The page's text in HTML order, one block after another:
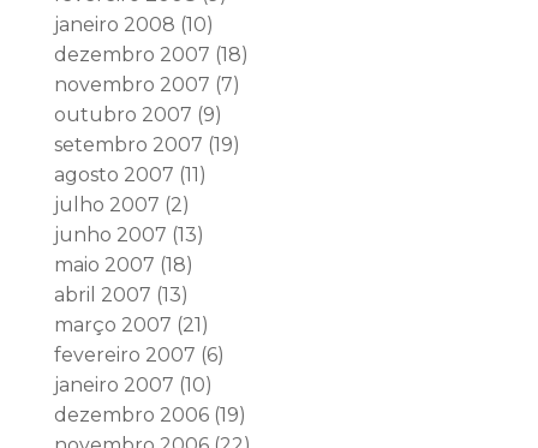
janeiro 2008 (10)
dezembro 2007 (18)
novembro 2007 (7)
outubro 2007 (9)
setembro 2007 (19)
agosto 2007 (11)
julho 2007 (2)
junho 2007 (13)
maio 2007 (18)
abril 2007 (13)
março 2007 (21)
fevereiro 2007 (6)
janeiro 2007 (10)
dezembro 2006(19)